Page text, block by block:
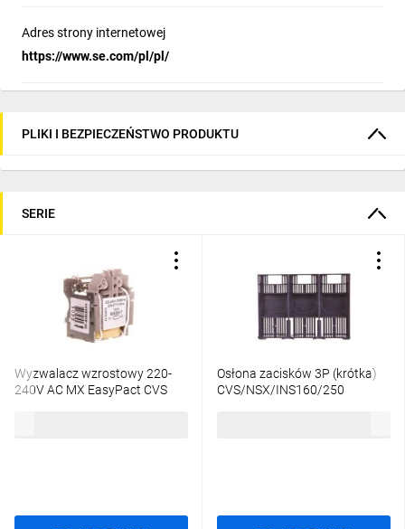
Adres strony internetowej
https://www.se.com/pl/pl/
PLIKI I BEZPIECZEŃSTWO PRODUKTU
SERIE
Wyzwalacz wzrostowy 220-
240V AC MX EasyPact CVS
Osłona zacisków 3P (krótka)
CVS/NSX/INS160/250